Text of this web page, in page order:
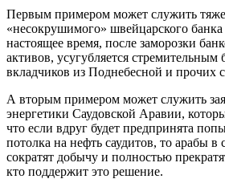
Первым примером может служить
«несокрушимого» швейцарского банка
настоящее время, после заморозки
активов, усугубляется стремительным
вкладчиков из Поднебесной и прочих
А вторым примером может служить
энергетики Саудовской Аравии,
что если вдруг будет предпринята
потолка на нефть саудитов, то арабы в
сократят добычу и полностью
кто поддержит это решение.